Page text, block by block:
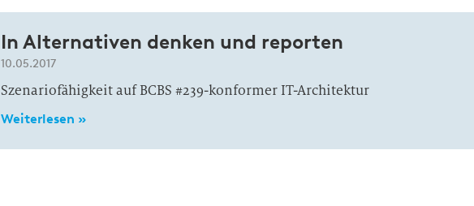
In Alternativen denken und reporten
10.05.2017
Szenariofähigkeit auf BCBS #239-konformer IT-Architektur
Weiterlesen »